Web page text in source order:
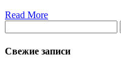
Read More
Свежие записи